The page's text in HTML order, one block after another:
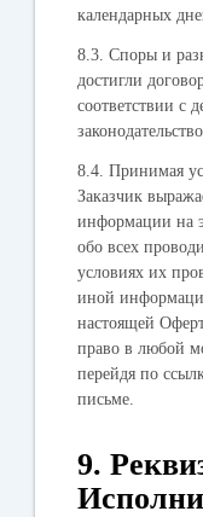
календарных
8.3. Споры и
достигли
соответствии с
8.4. Принимая
Заказчик
информации на
обо всех
условиях их
иной
настоящей
право в любой
перейдя по
письме.
9.